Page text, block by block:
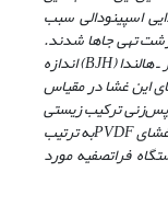
اسپینودالی سبب
تهی‌ جاها شدند.
هالندا (BJH) اندازه
این غشا در مقیاس
خالص و پس‌زنی ترکیب زیستی
PVDFبه ترتیب
فراتصفیه مورد